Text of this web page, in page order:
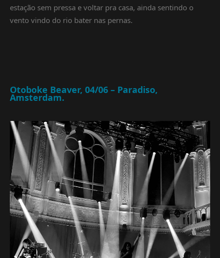
estação sem pressa e voltar pra casa, ainda sentindo o
vento vindo do rio bater nas pernas.
Otoboke Beaver, 04/06 – Paradiso,
Amsterdam.